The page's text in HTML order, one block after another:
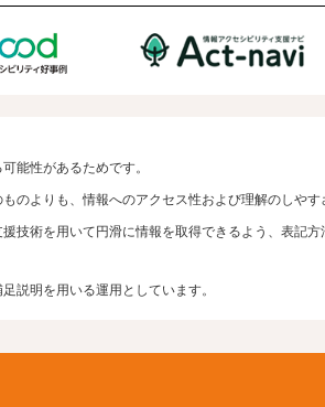
能性があるためです。
よりも、情報へのアクセス性および理解のしやす
技術を用いて円滑に情報を取得できるよう、表記
説明を用いる運用としています。